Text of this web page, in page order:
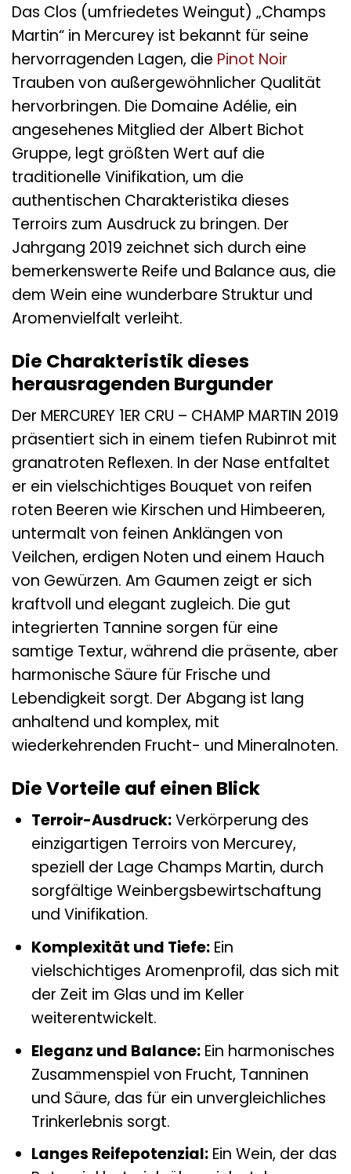
Das Clos (umfriedetes Weingut) „Champs
Martin“ in Mercurey ist bekannt für seine
hervorragenden Lagen, die Pinot Noir
Trauben von außergewöhnlicher Qualität
hervorbringen. Die Domaine Adélie, ein
angesehenes Mitglied der Albert Bichot
Gruppe, legt größten Wert auf die
traditionelle Vinifikation, um die
authentischen Charakteristika dieses
Terroirs zum Ausdruck zu bringen. Der
Jahrgang 2019 zeichnet sich durch eine
bemerkenswerte Reife und Balance aus, die
dem Wein eine wunderbare Struktur und
Aromenvielfalt verleiht.
Die Charakteristik dieses
herausragenden Burgunder
Der MERCUREY 1ER CRU – CHAMP MARTIN 2019
präsentiert sich in einem tiefen Rubinrot mit
granatroten Reflexen. In der Nase entfaltet
er ein vielschichtiges Bouquet von reifen
roten Beeren wie Kirschen und Himbeeren,
untermalt von feinen Anklängen von
Veilchen, erdigen Noten und einem Hauch
von Gewürzen. Am Gaumen zeigt er sich
kraftvoll und elegant zugleich. Die gut
integrierten Tannine sorgen für eine
samtige Textur, während die präsente, aber
harmonische Säure für Frische und
Lebendigkeit sorgt. Der Abgang ist lang
anhaltend und komplex, mit
wiederkehrenden Frucht- und Mineralnoten.
Die Vorteile auf einen Blick
Terroir-Ausdruck:Verkörperung des
einzigartigen Terroirs von Mercurey,
speziell der Lage Champs Martin, durch
sorgfältige Weinbergsbewirtschaftung
und Vinifikation.
Komplexität und Tiefe:Ein
vielschichtiges Aromenprofil, das sich mit
der Zeit im Glas und im Keller
weiterentwickelt.
Eleganz und Balance:Ein harmonisches
Zusammenspiel von Frucht, Tanninen
und Säure, das für ein unvergleichliches
Trinkerlebnis sorgt.
Langes Reifepotenzial:Ein Wein, der das